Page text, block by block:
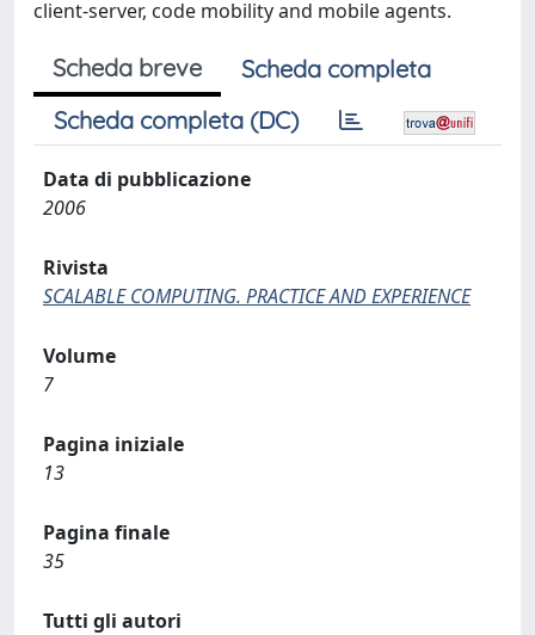
client-server, code mobility and mobile agents.
Scheda breve
Scheda completa
Scheda completa (DC)
Data di pubblicazione
2006
Rivista
SCALABLE COMPUTING. PRACTICE AND EXPERIENCE
Volume
7
Pagina iniziale
13
Pagina finale
35
Tutti gli autori